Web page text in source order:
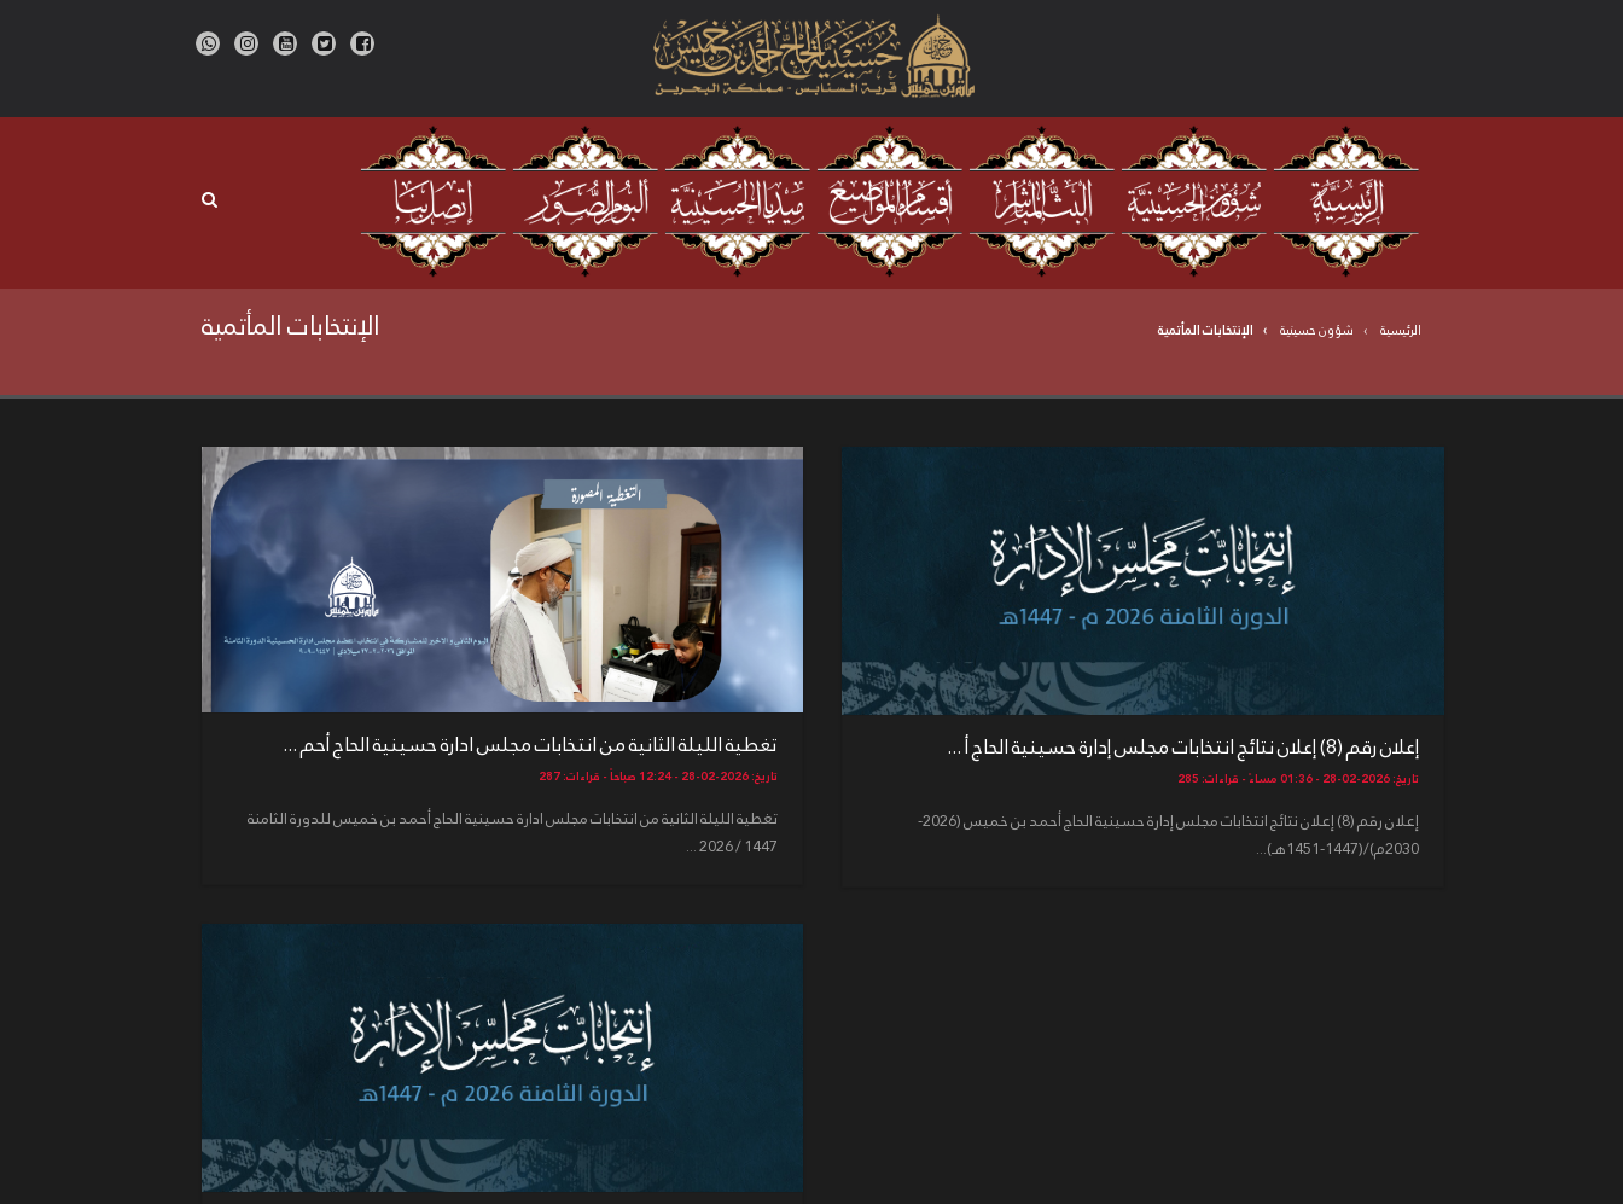
الرئيسية شؤون حسينية الإنتخابات المأتمية الإنتخابات المأتمية
إعلان رقم (8) إعلان نتائج انتخابات مجلس إدارة حسينية الحاج أ ...
تاريخ: 2026-02-28 - 01:36 مساءً - قراءات: 285
إعلان رقم (8) إعلان نتائج انتخابات مجلس إدارة حسينية الحاج أحمد بن خميس (2026-
2030م)/(1447-1451هـ)...
تغطية الليلة الثانية من انتخابات مجلس ادارة حسينية الحاج أحم ...
تاريخ: 2026-02-28 - 12:24 صباحاً - قراءات: 287
تغطية الليلة الثانية من انتخابات مجلس ادارة حسينية الحاج أحمد بن خميس للدورة الثامنة
1447 / 2026 ...